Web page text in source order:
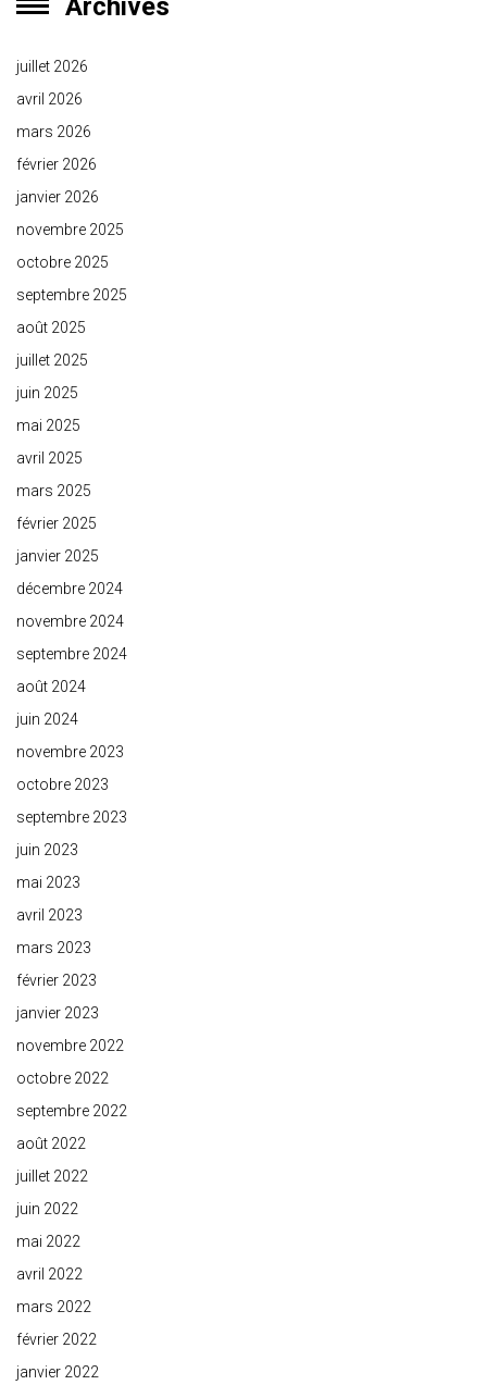
Archives
juillet 2026
avril 2026
mars 2026
février 2026
janvier 2026
novembre 2025
octobre 2025
septembre 2025
août 2025
juillet 2025
juin 2025
mai 2025
avril 2025
mars 2025
février 2025
janvier 2025
décembre 2024
novembre 2024
septembre 2024
août 2024
juin 2024
novembre 2023
octobre 2023
septembre 2023
juin 2023
mai 2023
avril 2023
mars 2023
février 2023
janvier 2023
novembre 2022
octobre 2022
septembre 2022
août 2022
juillet 2022
juin 2022
mai 2022
avril 2022
mars 2022
février 2022
janvier 2022